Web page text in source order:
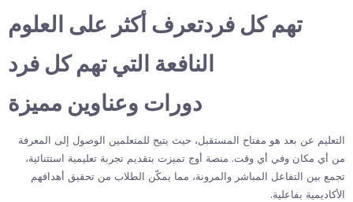
تهم كل فردتعرف أكثر على العلوم
النافعة التي تهم كل فرد
دورات وعناوين مميزة
التعليم عن بعد هو مفتاح المستقبل، حيث يتيح للمتعلمين الوصول إلى المعرفة
من أي مكان وفي أي وقت. منصة أوج تميزت بتقديم تجربة تعليمية استثنائية،
تجمع بين التفاعل المباشر والمرونة، مما يمكّن الطلاب من تحقيق أهدافهم
الأكاديمية بفاعلية.